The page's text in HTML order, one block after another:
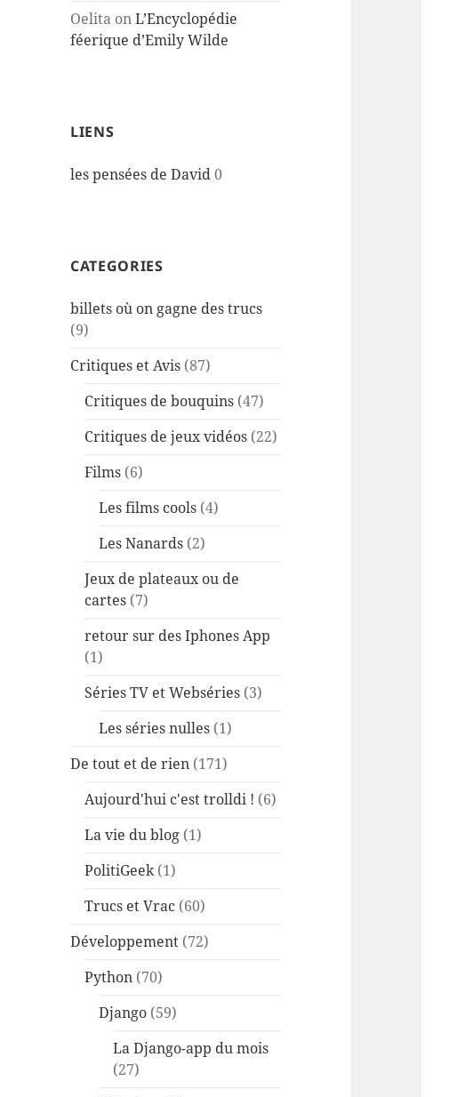
Oelita onL’Encyclopédie
féerique d’Emily Wilde
LIENS
les pensées de David0
CATEGORIES
billets où on gagne des trucs
(9)
Critiques et Avis (87)
Critiques de bouquins (47)
Critiques de jeux vidéos (22)
Films (6)
Les films cools (4)
Les Nanards (2)
Jeux de plateaux ou de
cartes (7)
retour sur des Iphones App
(1)
Séries TV et Webséries (3)
Les séries nulles (1)
De tout et de rien (171)
Aujourd'hui c'est trolldi ! (6)
La vie du blog (1)
PolitiGeek(1)
Trucs et Vrac (60)
Développement (72)
Python (70)
Django (59)
La Django-app du mois
(27)